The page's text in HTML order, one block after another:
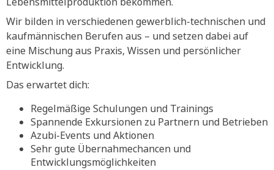
Wir bilden in verschiedenen gewerblich-technischen und
kaufmännischen Berufen aus – und setzen dabei auf
eine Mischung aus Praxis, Wissen und persönlicher
Entwicklung.
Das erwartet dich:
Regelmäßige Schulungen und Trainings
Spannende Exkursionen zu Partnern und Betrieben
Azubi-Events und Aktionen
Sehr gute Übernahmechancen und
Entwicklungsmöglichkeiten